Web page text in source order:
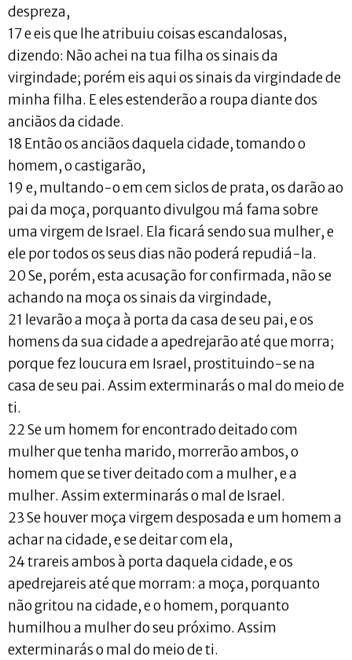
despreza,
17 e eis que lhe atribuiu coisas escandalosas,
dizendo: Não achei na tua filha os sinais da
virgindade; porém eis aqui os sinais da virgindade de
minha filha. E eles estenderão a roupa diante dos
anciãos da cidade.
18 Então os anciãos daquela cidade, tomando o
homem, o castigarão,
19 e, multando-o em cem siclos de prata, os darão ao
pai da moça, porquanto divulgou má fama sobre
uma virgem de Israel. Ela ficará sendo sua mulher, e
ele por todos os seus dias não poderá repudiá-la.
20 Se, porém, esta acusação for confirmada, não se
achando na moça os sinais da virgindade,
21 levarão a moça à porta da casa de seu pai, e os
homens da sua cidade a apedrejarão até que morra;
porque fez loucura em Israel, prostituindo-se na
casa de seu pai. Assim exterminarás o mal do meio de
ti.
22 Se um homem for encontrado deitado com
mulher que tenha marido, morrerão ambos, o
homem que se tiver deitado com a mulher, e a
mulher. Assim exterminarás o mal de Israel.
23 Se houver moça virgem desposada e um homem a
achar na cidade, e se deitar com ela,
24 trareis ambos à porta daquela cidade, e os
apedrejareis até que morram: a moça, porquanto
não gritou na cidade, e o homem, porquanto
humilhou a mulher do seu próximo. Assim
exterminarás o mal do meio de ti.